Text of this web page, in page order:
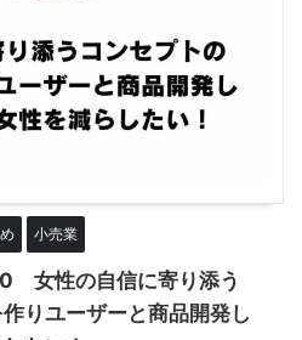
小売業
女性の自信に寄り添う
りユーザーと商品開発し